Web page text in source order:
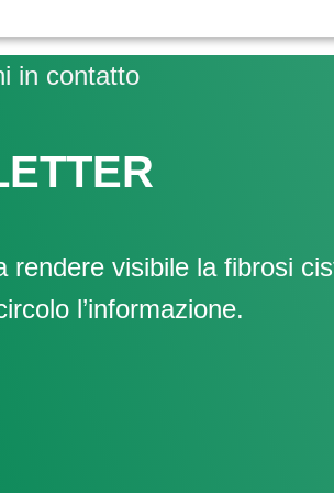
in contatto
rendere visibile la fibrosi
l’informazione.